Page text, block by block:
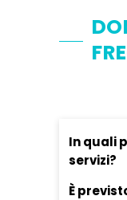
In quali
servizi?
È